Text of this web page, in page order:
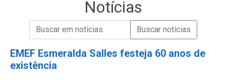
Notícias
Campo de Busca de Notícias
Campo de Busca de informaçõesEnviar a Busca de Notícias
EMEF Esmeralda Salles festeja 60 anos de
existência